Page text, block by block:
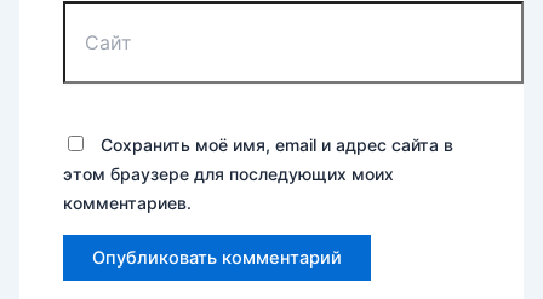
Сохранить моё имя, email и адрес сайта в
этом браузере для последующих моих
комментариев.